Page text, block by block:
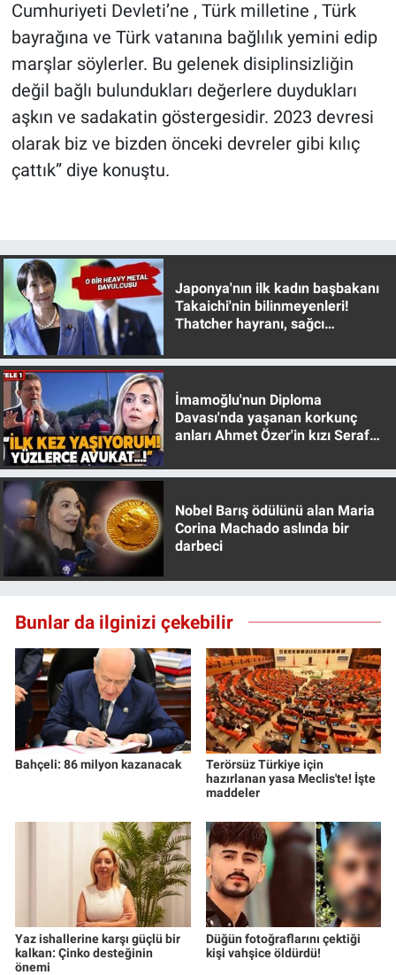
Cumhuriyeti Devleti’ne , Türk milletine , Türk
bayrağına ve Türk vatanına bağlılık yemini edip
marşlar söylerler. Bu gelenek disiplinsizliğin
değil bağlı bulundukları değerlere duydukları
aşkın ve sadakatin göstergesidir. 2023 devresi
olarak biz ve bizden önceki devreler gibi kılıç
çattık” diye konuştu.
Japonya'nın ilk kadın başbakanı
Takaichi'nin bilinmeyenleri!
Thatcher hayranı, sağcı
İmamoğlu'nun Diploma
Davası'nda yaşanan korkunç
anları Ahmet Özer'in kızı Seraf
Nobel Barış ödülünü alan Maria
Corina Machado aslında bir
darbeci
Bunlar da ilginizi çekebilir
Bahçeli: 86 milyon kazanacak
Terörsüz Türkiye için
hazırlanan yasa Meclis'te! İşte
maddeler
Yaz ishallerine karşı güçlü bir
kalkan: Çinko desteğinin
önemi
Düğün fotoğraflarını çektiği
kişi vahşice öldürdü!